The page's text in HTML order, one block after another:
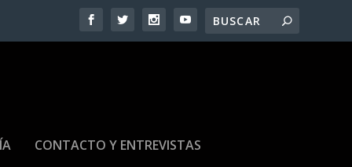
CONTACTO Y ENTREVISTAS